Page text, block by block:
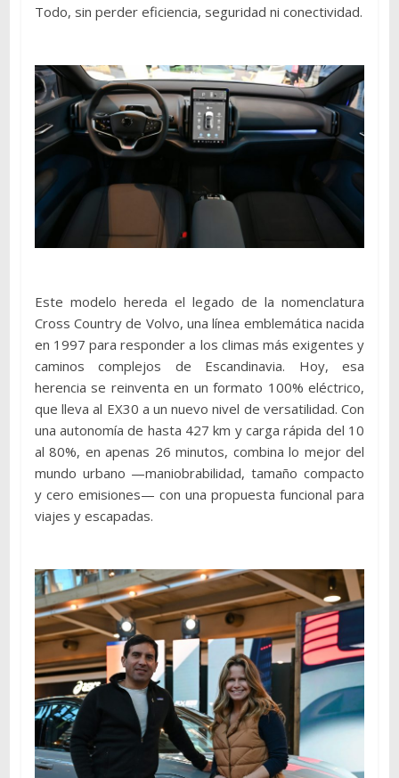
Todo, sin perder eficiencia, seguridad ni conectividad.
Este modelo hereda el legado de la nomenclatura
Cross Country de Volvo, una línea emblemática nacida
en 1997 para responder a los climas más exigentes y
caminos complejos de Escandinavia. Hoy, esa
herencia se reinventa en un formato 100% eléctrico,
que lleva al EX30 a un nuevo nivel de versatilidad. Con
una autonomía de hasta 427 km y carga rápida del 10
al 80%, en apenas 26 minutos, combina lo mejor del
mundo urbano —maniobrabilidad, tamaño compacto
y cero emisiones— con una propuesta funcional para
viajes y escapadas.